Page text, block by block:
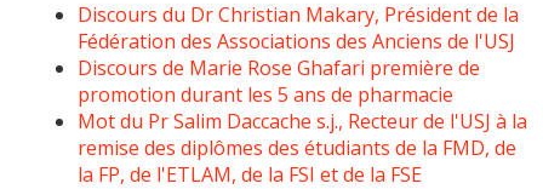
Discours du Dr Christian Makary, Président de la
Fédération des Associations des Anciens de l'USJ
Discours de Marie Rose Ghafari première de
promotion durant les 5 ans de pharmacie
Mot du Pr Salim Daccache s.j., Recteur de l'USJ à la
remise des diplômes des étudiants de la FMD, de
la FP, de l'ETLAM, de la FSI et de la FSE